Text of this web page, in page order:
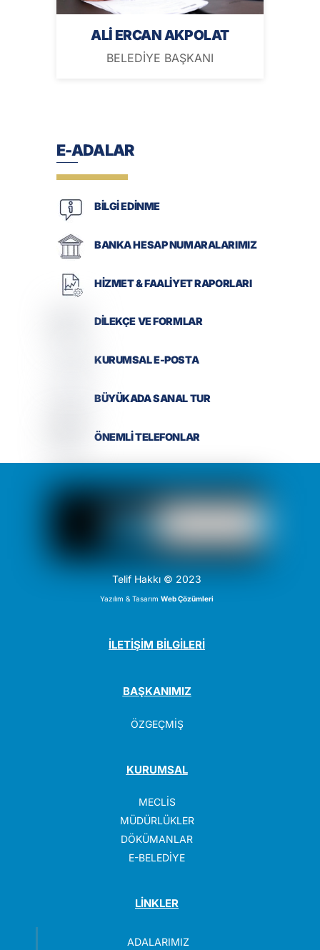
ALİ ERCAN AKPOLAT
BELEDİYE BAŞKANI
E-ADALAR
BİLGİ EDİNME
BANKA HESAP NUMARALARIMIZ
HİZMET & FAALİYET RAPORLARI
DİLEKÇE VE FORMLAR
KURUMSAL E-POSTA
BÜYÜKADA SANAL TUR
ÖNEMLİ TELEFONLAR
Telif Hakkı © 2023
Yazılım & TasarımWeb Çözümleri
İLETİŞİM BİLGİLERİ
BAŞKANIMIZ
ÖZGEÇMİŞ
KURUMSAL
MECLİS
MÜDÜRLÜKLER
DÖKÜMANLAR
E-BELEDİYE
LİNKLER
ADALARIMIZ